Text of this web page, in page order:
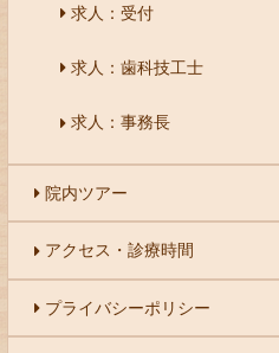
求人：受付
求人：歯科技工士
求人：事務長
院内ツアー
アクセス・診療時間
プライバシーポリシー